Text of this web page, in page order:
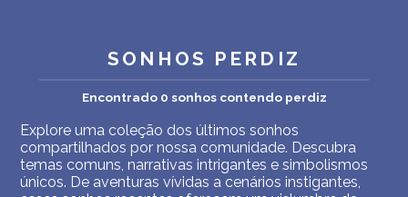
TERMOS DE USO
2
SONHOS PERDIZ
Encontrado 0 sonhos contendo perdiz
Explore uma coleção dos últimos sonhos
compartilhados por nossa comunidade. Descubra
temas comuns, narrativas intrigantes e simbolismos
únicos. De aventuras vívidas a cenários instigantes,